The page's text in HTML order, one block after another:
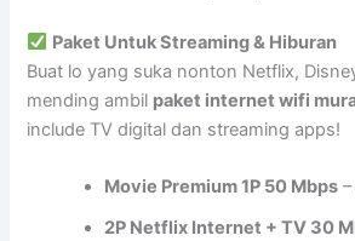
Paket Untuk Streaming & Hiburan
Buat lo yang suka nonton Netflix,
mending ambil paket internet wifi
include TV digital dan streaming apps!
Movie Premium 1P 50 Mbps
2P Netflix Internet + TV 30